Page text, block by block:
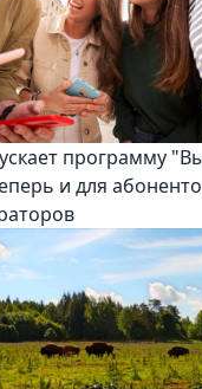
программу
и для